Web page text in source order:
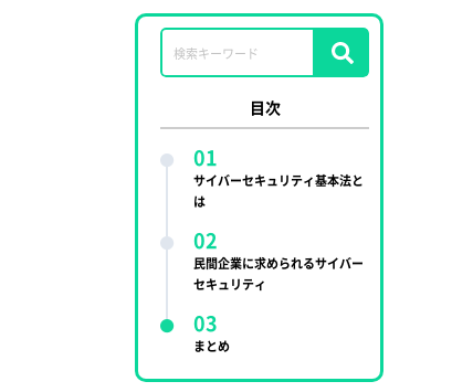
リティ
ドポイントセキュリティ
サーバ・ネットワーク監視
ID・アクセス管理（IAM）
セキュリティ人材派遣・研修
目次
サイバーセキュリティ基本法と
は
民間企業に求められるサイバー
セキュリティ
まとめ